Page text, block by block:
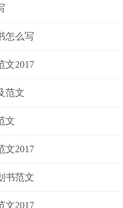
怎么写
文2017
范文
文
文2017
书范文
文2017